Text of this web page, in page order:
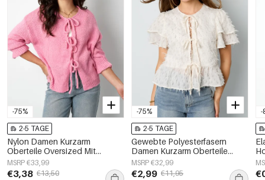
-75%
2-5 TAGE
Nylon Damen Kurzarm
Oberteile Oversized Mit
Schnürung
MSRP €33,99
€3,38 €13,50
-75%
2-5 TAGE
Gewebte Polyesterfasern
Damen Kurzarm Oberteile
Elegantes Bindung Einfarbig
MSRP €32,99
€2,99 €11,95
-